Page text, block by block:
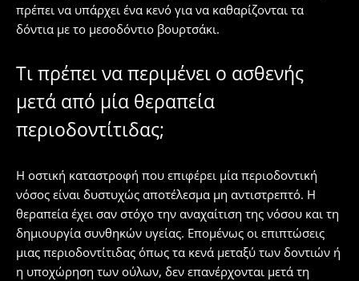
πρέπει να υπάρχει ένα κενό για να καθαρίζονται τα
δόντια με το μεσοδόντιο βουρτσάκι.
Τι πρέπει να περιμένει ο ασθενής
μετά από μία θεραπεία
περιοδοντίτιδας;
Η οστική καταστροφή που επιφέρει μία περιοδοντική
νόσος είναι δυστυχώς αποτέλεσμα μη αντιστρεπτό. Η
θεραπεία έχει σαν στόχο την αναχαίτιση της νόσου και τη
δημιουργία συνθηκών υγείας. Επομένως οι επιπτώσεις
μιας περιοδοντίτιδας όπως τα κενά μεταξύ των δοντιών ή
η υποχώρηση των ούλων, δεν επανέρχονται μετά τη